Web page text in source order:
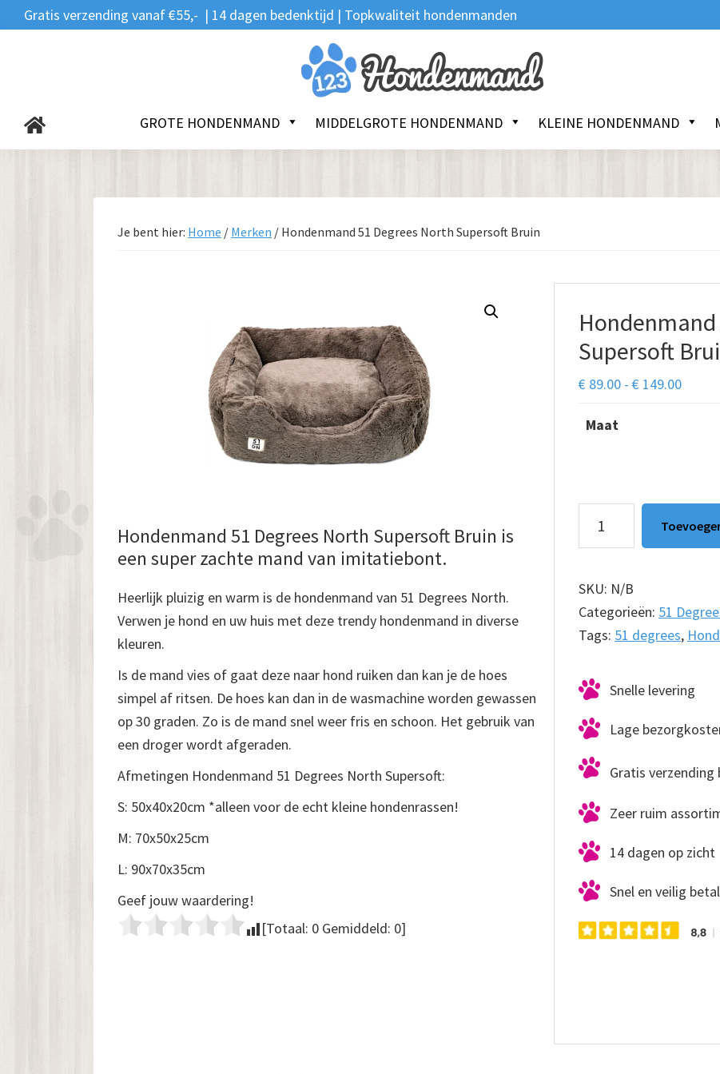
Spring
naar
Door
naar
Spring
naar
Gratis verzending vanaf €55,- | 14 dagen bedenktijd | Topkwaliteit hondenmanden
GROTE HONDENMAND MIDDELGROTE HONDENMAND KLEINE HONDENMAND
naar:
Je bent hier: Home / Merken / Hondenmand 51 Degrees North Supersoft Bruin
Supersoft
€ 89.00 - € 149.00
Maat
North
Supersoft
Bruin
SKU: N/B
Categorieën: 51
Tags: 51 degrees,
Snelle levering
Lage
Gratis verzending
Zeer ruim
14 dagen op zicht
Snel en veilig
Hondenmand 51 Degrees North Supersoft Bruin is
een super zachte mand van imitatiebont.
Heerlijk pluizig en warm is de hondenmand van 51 Degrees North.
Verwen je hond en uw huis met deze trendy hondenmand in diverse
kleuren.
Is de mand vies of gaat deze naar hond ruiken dan kan je de hoes
simpel af ritsen. De hoes kan dan in de wasmachine worden gewassen
op 30 graden. Zo is de mand snel weer fris en schoon. Het gebruik van
een droger wordt afgeraden.
Afmetingen Hondenmand 51 Degrees North Supersoft:
S: 50x40x20cm *alleen voor de echt kleine hondenrassen!
M: 70x50x25cm
L: 90x70x35cm
Geef jouw waardering!
[Totaal: 0 Gemiddeld: 0]